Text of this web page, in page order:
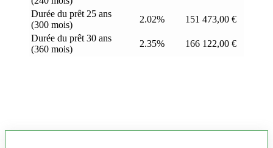
Durée du prêt 25 ans
(300 mois)
2.02%
151 473,00 €
Durée du prêt 30 ans
(360 mois)
2.35% 166 122,00 €